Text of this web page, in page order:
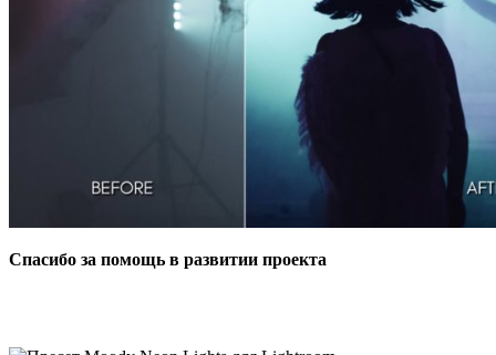
Спасибо за помощь в развитии проекта